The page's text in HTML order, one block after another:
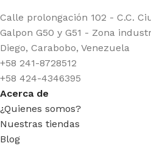
Calle prolongación 102 - C.C.
Galpon G50 y G51 - Zona
Diego, Carabobo, Venezuela
+58 241-8728512
+58 424-4346395
Acerca de
¿Quienes somos?
Nuestras tiendas
Blog